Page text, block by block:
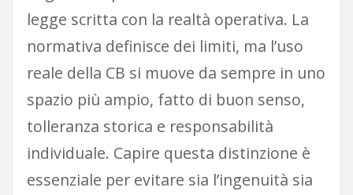
legge scritta con la realtà operativa. La
normativa definisce dei limiti, ma l’uso
reale della CB si muove da sempre in uno
spazio più ampio, fatto di buon senso,
tolleranza storica e responsabilità
individuale. Capire questa distinzione è
essenziale per evitare sia l’ingenuità sia